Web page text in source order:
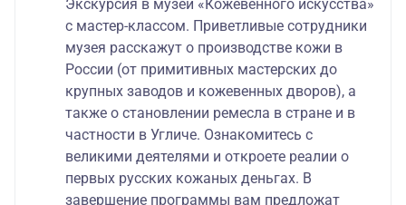
Экскурсия в музей «Кожевенного искусства»
с мастер-классом. Приветливые сотрудники
музея расскажут о производстве кожи в
России (от примитивных мастерских до
крупных заводов и кожевенных дворов), а
также о становлении ремесла в стране и в
частности в Угличе. Ознакомитесь с
великими деятелями и откроете реалии о
первых русских кожаных деньгах. В
завершение программы вам предложат